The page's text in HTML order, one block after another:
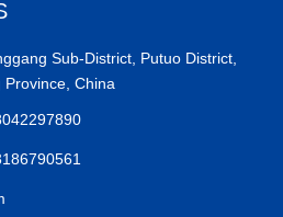
Sub-District, Putuo District,
China